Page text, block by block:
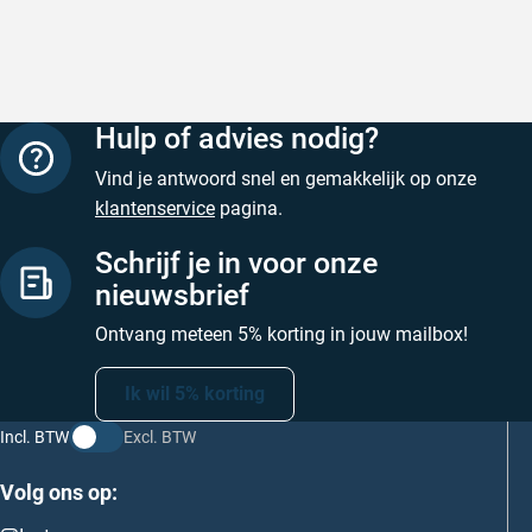
Hulp of advies nodig?
Vind je antwoord snel en gemakkelijk op onze
klantenservice pagina.
Schrijf je in voor onze
nieuwsbrief
Ontvang meteen 5% korting in jouw mailbox!
Ik wil 5% korting
Incl. BTW Excl. BTW
Volg ons op: